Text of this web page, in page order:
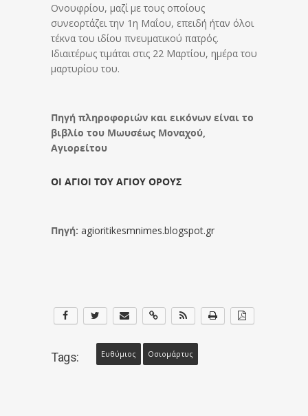
Ονουφρίου, μαζί με τους οποίους
συνεορτάζει την 1η Μαΐου, επειδή ήταν όλοι
τέκνα του ιδίου πνευματικού πατρός.
Ιδιαιτέρως τιμάται στις 22 Μαρτίου, ημέρα του
μαρτυρίου του.
Πηγή πληροφοριών και εικόνων είναι το
βιβλίο του Μωυσέως Μοναχού,
Αγιορείτου
ΟΙ ΑΓΙΟΙ ΤΟΥ ΑΓΙΟΥ ΟΡΟΥΣ
Πηγή: agioritikesmnimes.blogspot.gr
Tags: Ευθύμιος Οσιομάρτυς